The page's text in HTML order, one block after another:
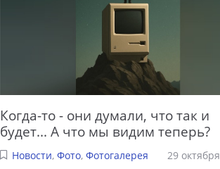
Когда-то - они думали, что так и
будет... А что мы видим теперь?
Новости,Фото,Фотогалерея 29